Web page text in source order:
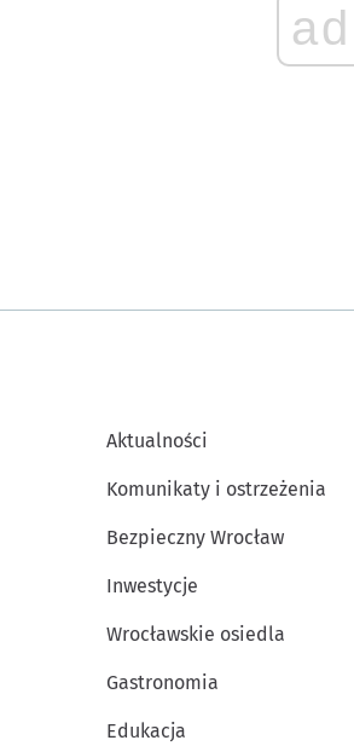
ad
Aktualności
Komunikaty i ostrzeżenia
Bezpieczny Wrocław
Inwestycje
Wrocławskie osiedla
Gastronomia
Edukacja